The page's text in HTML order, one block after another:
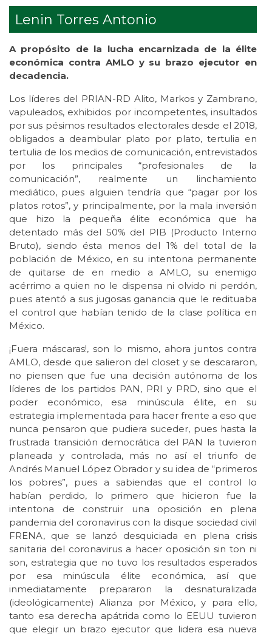
Lenin Torres Antonio
A propósito de la lucha encarnizada de la élite
económica contra AMLO y su brazo ejecutor en
decadencia.
Los líderes del PRIAN-RD Alito, Markos y Zambrano,
vapuleados, exhibidos por incompetentes, insultados
por sus pésimos resultados electorales desde el 2018,
obligados a deambular plato por plato, tertulia en
tertulia de los medios de comunicación, entrevistados
por los principales “profesionales de la
comunicación”, realmente un linchamiento
mediático, pues alguien tendría que “pagar por los
platos rotos”, y principalmente, por la mala inversión
que hizo la pequeña élite económica que ha
detentado más del 50% del PIB (Producto Interno
Bruto), siendo ésta menos del 1% del total de la
población de México, en su intentona permanente
de quitarse de en medio a AMLO, su enemigo
acérrimo a quien no le dispensa ni olvido ni perdón,
pues atentó a sus jugosas ganancia que le redituaba
el control que habían tenido de la clase política en
México.
¡Fuera máscaras!, son lo mismo, ahora juntos contra
AMLO, desde que salieron del closet y se descararon,
no piensen que fue una decisión autónoma de los
líderes de los partidos PAN, PRI y PRD, sino que el
poder económico, esa minúscula élite, en su
estrategia implementada para hacer frente a eso que
nunca pensaron que pudiera suceder, pues hasta la
frustrada transición democrática del PAN la tuvieron
planeada y controlada, más no así el triunfo de
Andrés Manuel López Obrador y su idea de “primeros
los pobres”, pues a sabiendas que el control lo
habían perdido, lo primero que hicieron fue la
intentona de construir una oposición en plena
pandemia del coronavirus con la disque sociedad civil
FRENA, que se lanzó desquiciada en plena crisis
sanitaria del coronavirus a hacer oposición sin ton ni
son, estrategia que no tuvo los resultados esperados
por esa minúscula élite económica, así que
inmediatamente prepararon la desnaturalizada
(ideológicamente) Alianza por México, y para ello,
tanto esa derecha apátrida como lo EEUU tuvieron
que elegir un brazo ejecutor que lidera esa nueva